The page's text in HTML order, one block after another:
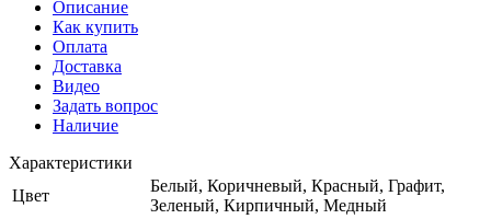
Описание
Как купить
Оплата
Доставка
Видео
Задать вопрос
Наличие
Характеристики
Цвет
Белый, Коричневый, Красный, Графит,
Зеленый, Кирпичный, Медный